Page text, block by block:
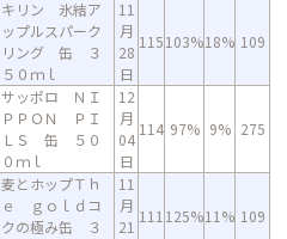
キリン 氷結ア
ップルスパーク
リング 缶 ３
５０ｍｌ
11
月
28
日
115103%18% 109
サッポロ ＮＩ
ＰＰＯＮ ＰＩ
ＬＳ 缶 ５０
０ｍｌ
12
月
04
日
114 97% 9% 275
麦とホップＴｈ
ｅ ｇｏｌｄコ
クの極み缶 ３
11
月
21
111 125%11% 109